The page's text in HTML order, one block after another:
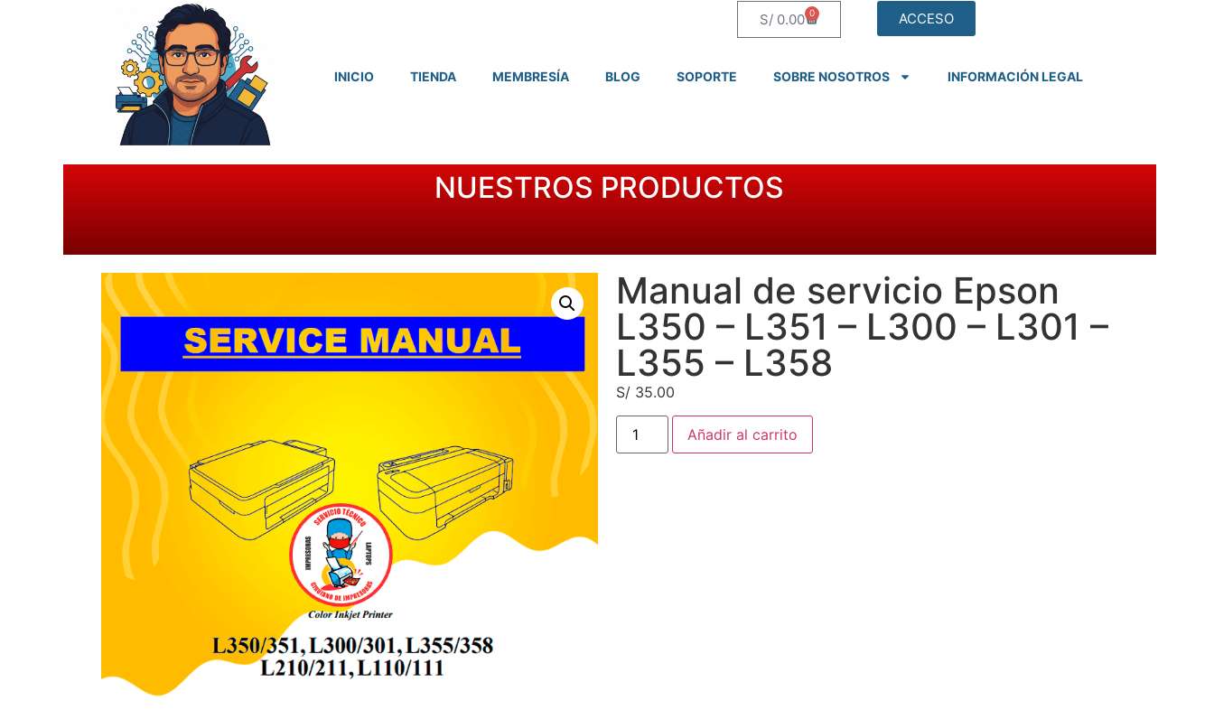
S/ 0.00 0 ACCESO
INICIO TIENDA MEMBRESÍA BLOG SOPORTE SOBRE NOSOTROS INFORMACIÓN LEGAL
NUESTROS PRODUCTOS
Manual de servicio Epson
L350 – L351 – L300 – L301 –
L355 – L358
S/ 35.00
Añadir al carrito